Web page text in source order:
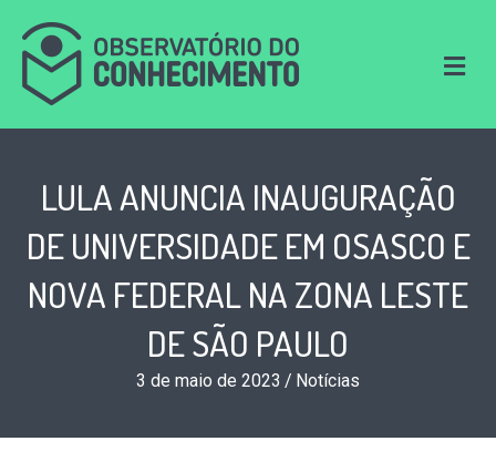
M
e
u
LULA ANUNCIA INAUGURAÇÃO
DE UNIVERSIDADE EM OSASCO E
NOVA FEDERAL NA ZONA LESTE
DE SÃO PAULO
3 de maio de 2023 / Notícias